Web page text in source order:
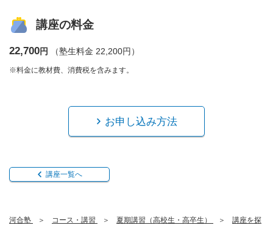
講座の料金
22,700円 （塾生料金 22,200円）
※料金に教材費、消費税を含みます。
お申し込み方法
講座一覧へ
河合塾 コース・講習 夏期講習（高校生・高卒生）
講座を探